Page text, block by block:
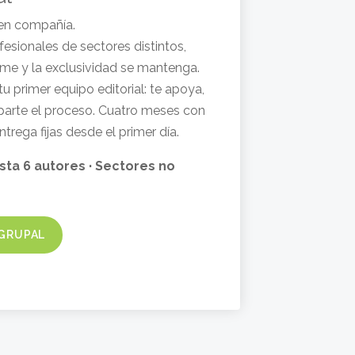
compañía.
de sectores distintos,
y la exclusividad se mantenga.
primer equipo editorial: te apoya,
el proceso. Cuatro meses con
fijas desde el primer día.
6 autores · Sectores no